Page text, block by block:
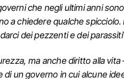
che negli ultimi anni
a chiedere qualche
dei pezzenti e dei parassiti
ma anche diritto alla vita
di un governo in cui alcune